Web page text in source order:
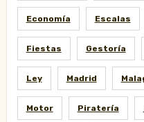
Economía Escalas
Fiestas Gestoría
Ley Madrid
Motor Piratería